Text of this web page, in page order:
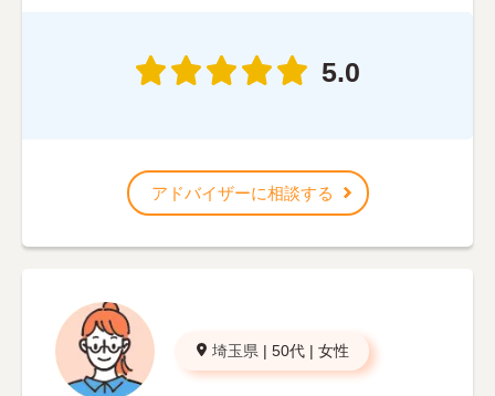
5.0
アドバイザーに相談する
埼玉県 | 50代 | 女性